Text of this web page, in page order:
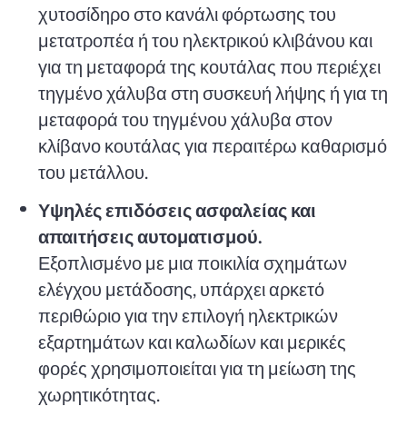
χυτοσίδηρο στο κανάλι φόρτωσης του
μετατροπέα ή του ηλεκτρικού κλιβάνου και
για τη μεταφορά της κουτάλας που περιέχει
τηγμένο χάλυβα στη συσκευή λήψης ή για τη
μεταφορά του τηγμένου χάλυβα στον
κλίβανο κουτάλας για περαιτέρω καθαρισμό
του μετάλλου.
Υψηλές επιδόσεις ασφαλείας και
απαιτήσεις αυτοματισμού.
Εξοπλισμένο με μια ποικιλία σχημάτων
ελέγχου μετάδοσης, υπάρχει αρκετό
περιθώριο για την επιλογή ηλεκτρικών
εξαρτημάτων και καλωδίων και μερικές
φορές χρησιμοποιείται για τη μείωση της
χωρητικότητας.